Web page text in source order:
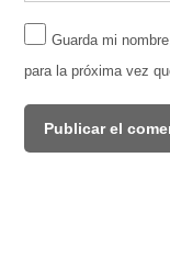
Guarda mi
para la próxima vez